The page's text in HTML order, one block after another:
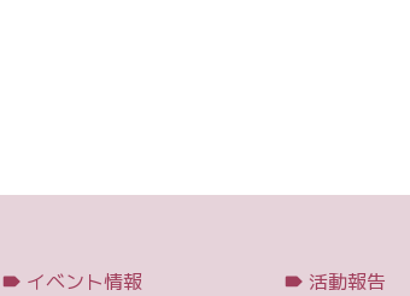
イベント情報 活動報告